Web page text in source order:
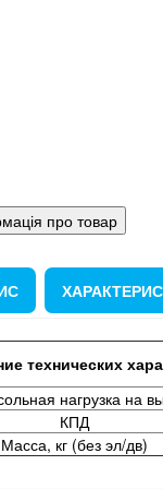
про товар
технических
нагрузка на
КПД
Масса, кг (без эл/дв)